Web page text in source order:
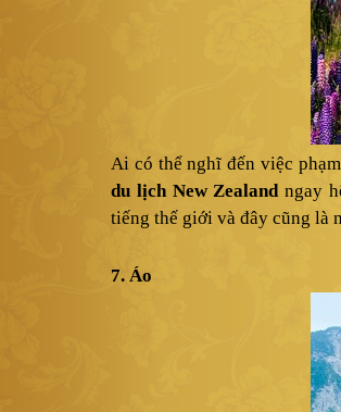
Ai có thể nghĩ đến việc
du lịch New Zealand ngay
tiếng thế giới và đây cũng là
7. Áo